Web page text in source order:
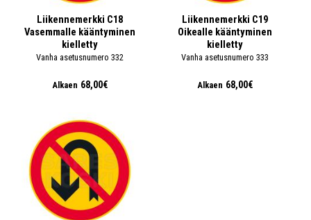
Liikennemerkki C18
Vasemmalle kääntyminen
kielletty
Vanha asetusnumero 332
Alkaen 68,00€
Liikennemerkki C19
Oikealle kääntyminen
kielletty
Vanha asetusnumero 333
Alkaen 68,00€